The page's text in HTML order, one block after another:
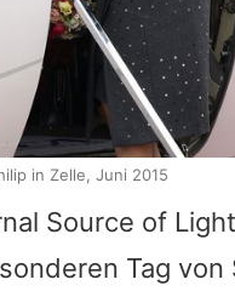
Source of
Tag von
in Zelle, Juni 2015